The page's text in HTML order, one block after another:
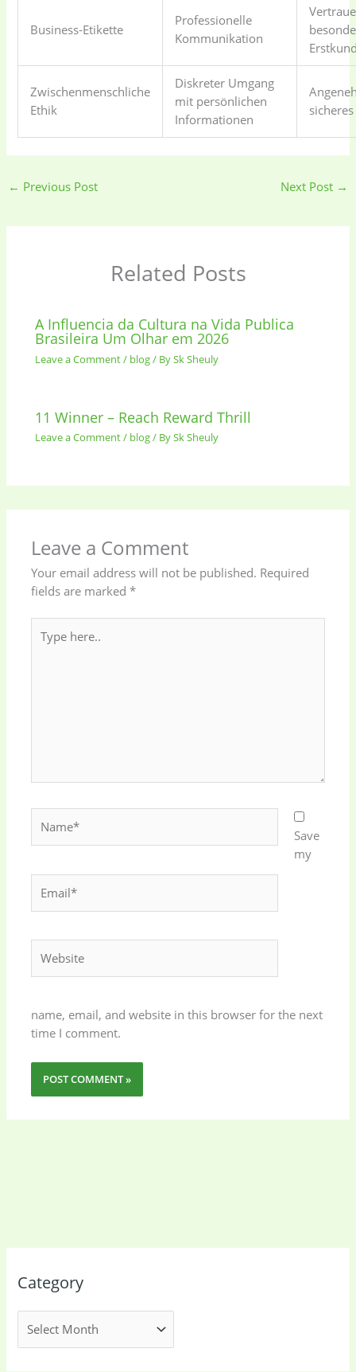
Category
Business-Etikette
Professionelle
Kommunikation
Zwischenmenschliche
Ethik
Diskreter Umgang
mit persönlichen
Informationen
← Previous Post Next Post →
Related Posts
A Influencia da Cultura na Vida Publica
Brasileira Um Olhar em 2026
Leave a Comment/ blog/ BySk Sheuly
11 Winner – Reach Reward Thrill
Leave a Comment/ blog/ BySk Sheuly
Leave a Comment
Your email address will not be published. Required
fields are marked*
here..
Save
my
name, email, and website in this browser for the next
time I comment.